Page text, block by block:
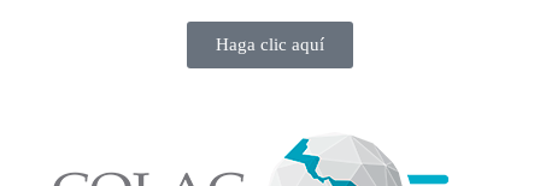
Haga clic aquí